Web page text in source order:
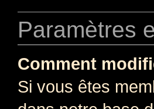
Paramètres
Comment
Si vous êtes